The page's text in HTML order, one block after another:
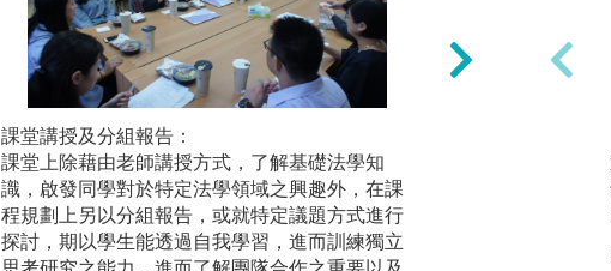
課堂講授及分組報告：
課堂上除藉由老師講授方式，了解基礎法學知
識，啟發同學對於特定法學領域之興趣外，在課
程規劃上另以分組報告，或就特定議題方式進行
探討，期以學生能透過自我學習，進而訓練獨立
實務
學生
件當
在實
授課